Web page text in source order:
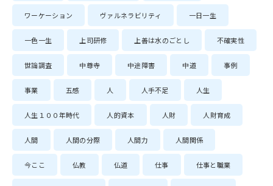
ワーケーション ヴァルネラビリティ 一日一生
一色一生 上司研修 上善は水のごとし 不確実性
世論調査 中尊寺 中途障害 中道 事例
事業 五感 人 人手不足 人生
人生１００年時代 人的資本 人財 人財育成
人間 人間の分際 人間力 人間関係
今ここ 仏教 仏道 仕事 仕事と職業